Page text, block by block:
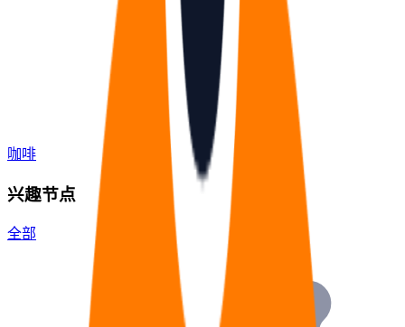
咖啡
兴趣节点
全部